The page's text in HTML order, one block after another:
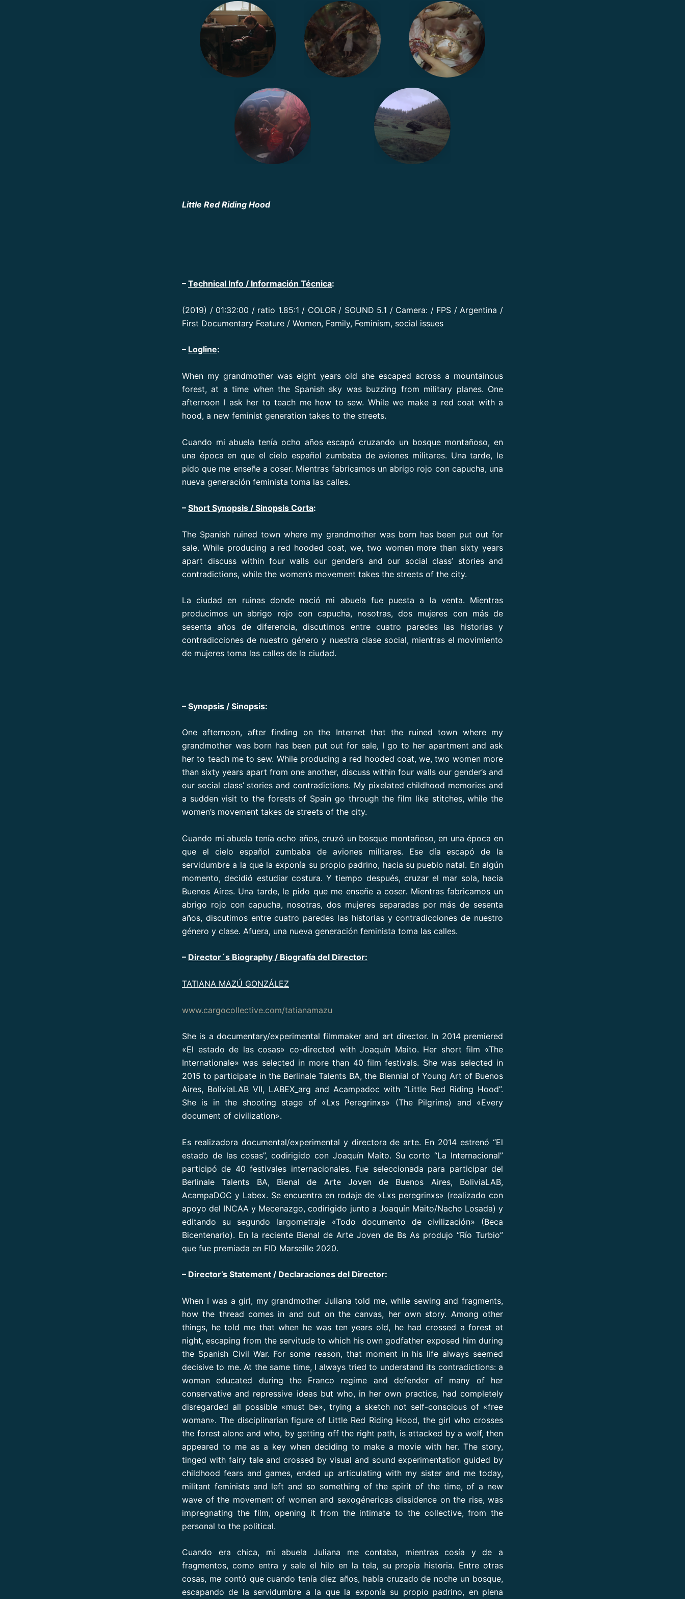
Little Red Riding Hood
– Technical Info / Información Técnica:
(2019) / 01:32:00 / ratio 1.85:1 / COLOR / SOUND 5.1 / Camera: / FPS / Argentina /
First Documentary Feature / Women, Family, Feminism, social issues
– Logline:
When my grandmother was eight years old she escaped across a mountainous
forest, at a time when the Spanish sky was buzzing from military planes. One
afternoon I ask her to teach me how to sew. While we make a red coat with a
hood, a new feminist generation takes to the streets.
Cuando mi abuela tenía ocho años escapó cruzando un bosque montañoso, en
una época en que el cielo español zumbaba de aviones militares. Una tarde, le
pido que me enseñe a coser. Mientras fabricamos un abrigo rojo con capucha, una
nueva generación feminista toma las calles.
– Short Synopsis / Sinopsis Corta:
The Spanish ruined town where my grandmother was born has been put out for
sale. While producing a red hooded coat, we, two women more than sixty years
apart discuss within four walls our gender’s and our social class’ stories and
contradictions, while the women’s movement takes the streets of the city.
La ciudad en ruinas donde nació mi abuela fue puesta a la venta. Mientras
producimos un abrigo rojo con capucha, nosotras, dos mujeres con más de
sesenta años de diferencia, discutimos entre cuatro paredes las historias y
contradicciones de nuestro género y nuestra clase social, mientras el movimiento
de mujeres toma las calles de la ciudad.
– Synopsis / Sinopsis:
One afternoon, after finding on the Internet that the ruined town where my
grandmother was born has been put out for sale, I go to her apartment and ask
her to teach me to sew. While producing a red hooded coat, we, two women more
than sixty years apart from one another, discuss within four walls our gender’s and
our social class’ stories and contradictions. My pixelated childhood memories and
a sudden visit to the forests of Spain go through the film like stitches, while the
women’s movement takes de streets of the city.
Cuando mi abuela tenía ocho años, cruzó un bosque montañoso, en una época en
que el cielo español zumbaba de aviones militares. Ese día escapó de la
servidumbre a la que la exponía su propio padrino, hacia su pueblo natal. En algún
momento, decidió estudiar costura. Y tiempo después, cruzar el mar sola, hacia
Buenos Aires. Una tarde, le pido que me enseñe a coser. Mientras fabricamos un
abrigo rojo con capucha, nosotras, dos mujeres separadas por más de sesenta
años, discutimos entre cuatro paredes las historias y contradicciones de nuestro
género y clase. Afuera, una nueva generación feminista toma las calles.
– Director´s Biography / Biografía del Director:
TATIANA MAZÚ GONZÁLEZ
www.cargocollective.com/tatianamazu
She is a documentary/experimental filmmaker and art director. In 2014 premiered
«El estado de las cosas» co-directed with Joaquín Maito. Her short film «The
Internationale» was selected in more than 40 film festivals. She was selected in
2015 to participate in the Berlinale Talents BA, the Biennial of Young Art of Buenos
Aires, BoliviaLAB VII, LABEX_arg and Acampadoc with “Little Red Riding Hood”.
She is in the shooting stage of «Lxs Peregrinxs» (The Pilgrims) and «Every
document of civilization».
Es realizadora documental/experimental y directora de arte. En 2014 estrenó “El
estado de las cosas”, codirigido con Joaquín Maito. Su corto “La Internacional”
participó de 40 festivales internacionales. Fue seleccionada para participar del
Berlinale Talents BA, Bienal de Arte Joven de Buenos Aires, BoliviaLAB,
AcampaDOC y Labex. Se encuentra en rodaje de «Lxs peregrinxs» (realizado con
apoyo del INCAA y Mecenazgo, codirigido junto a Joaquín Maito/Nacho Losada) y
editando su segundo largometraje «Todo documento de civilización» (Beca
Bicentenario). En la reciente Bienal de Arte Joven de Bs As produjo “Río Turbio”
que fue premiada en FID Marseille 2020.
– Director’s Statement / Declaraciones del Director:
When I was a girl, my grandmother Juliana told me, while sewing and fragments,
how the thread comes in and out on the canvas, her own story. Among other
things, he told me that when he was ten years old, he had crossed a forest at
night, escaping from the servitude to which his own godfather exposed him during
the Spanish Civil War. For some reason, that moment in his life always seemed
decisive to me. At the same time, I always tried to understand its contradictions: a
woman educated during the Franco regime and defender of many of her
conservative and repressive ideas but who, in her own practice, had completely
disregarded all possible «must be», trying a sketch not self-conscious of «free
woman». The disciplinarian figure of Little Red Riding Hood, the girl who crosses
the forest alone and who, by getting off the right path, is attacked by a wolf, then
appeared to me as a key when deciding to make a movie with her. The story,
tinged with fairy tale and crossed by visual and sound experimentation guided by
childhood fears and games, ended up articulating with my sister and me today,
militant feminists and left and so something of the spirit of the time, of a new
wave of the movement of women and sexogénericas dissidence on the rise, was
impregnating the film, opening it from the intimate to the collective, from the
personal to the political.
Cuando era chica, mi abuela Juliana me contaba, mientras cosía y de a
fragmentos, como entra y sale el hilo en la tela, su propia historia. Entre otras
cosas, me contó que cuando tenía diez años, había cruzado de noche un bosque,
escapando de la servidumbre a la que la exponía su propio padrino, en plena